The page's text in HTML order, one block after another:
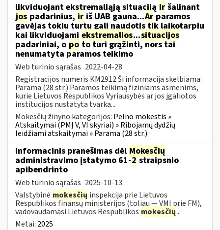
likviduojant ekstremaliąją situaciją ir šalinant
jos padarinius, ir iš UAB gauna...Ar paramos
gavėjas tokiu turtu gali naudotis tik laikotarpiu
kai likviduojami ekstremalios...situacijos
padariniai, o po to turi grąžinti, nors tai
nenumatyta paramos teikimo
Web turinio sąrašas 2022-04-28
Registracijos numeris KM2912 Ši informacija skelbiama:
Parama (28 str.) Paramos teikimą fiziniams asmenims,
kurie Lietuvos Respublikos Vyriausybės ar jos įgaliotos
institucijos nustatyta tvarka...
Mokesčių žinyno kategorijos: Pelno mokestis »
Atskaitymai (PMĮ V, VI skyriai) » Ribojamų dydžių
leidžiami atskaitymai » Parama (28 str.)
Informacinis pranešimas dėl Mokesčių
administravimo įstatymo 61-2straipsnio
apibendrinto
Web turinio sąrašas 2025-10-13
Valstybinė mokesčių inspekcija prie Lietuvos
Respublikos finansų ministerijos (toliau — VMI prie FM),
vadovaudamasi Lietuvos Respublikos mokesčių...
Metai: 2025